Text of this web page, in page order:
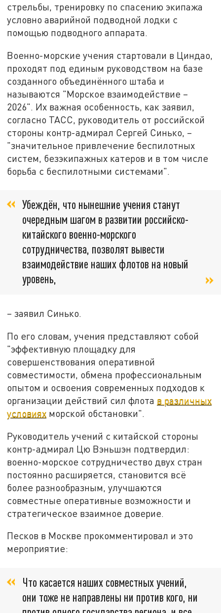
стрельбы, тренировку по спасению экипажа
условно аварийной подводной лодки с
помощью подводного аппарата.
Военно-морские учения стартовали в Циндао,
проходят под единым руководством на базе
созданного объединённого штаба и
называются "Морское взаимодействие –
2026". Их важная особенность, как заявил,
согласно ТАСС, руководитель от российской
стороны контр-адмирал Сергей Синько, –
"значительное привлечение беспилотных
систем, безэкипажных катеров и в том числе
борьба с беспилотными системами".
Убеждён, что нынешние учения станут
очередным шагом в развитии российско-
китайского военно-морского
сотрудничества, позволят вывести
взаимодействие наших флотов на новый
уровень,
– заявил Синько.
По его словам, учения представляют собой
"эффективную площадку для
совершенствования оперативной
совместимости, обмена профессиональным
опытом и освоения современных подходов к
организации действий сил флота в различных
условиях морской обстановки".
Руководитель учений с китайской стороны
контр-адмирал Цю Вэньшэн подтвердил:
военно-морское сотрудничество двух стран
постоянно расширяется, становится всё
более разнообразным, улучшаются
совместные оперативные возможности и
стратегическое взаимное доверие.
Песков в Москве прокомментировал и это
мероприятие:
Что касается наших совместных учений,
они тоже не направлены ни против кого, ни